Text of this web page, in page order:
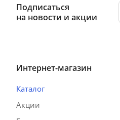
Подписаться
на новости и акции
Интернет-магазин
Каталог
Акции